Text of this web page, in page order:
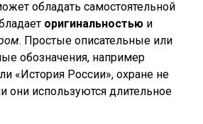
обладать самостоятельной
оригинальностью и
. Простые описательные или
обозначения, например
«История России», охране не
они используются длительное